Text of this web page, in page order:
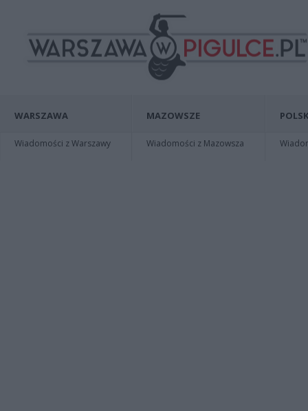
WARSZAWA
Wiadomości z Warszawy
MAZOWSZE
Wiadomości z Mazowsza